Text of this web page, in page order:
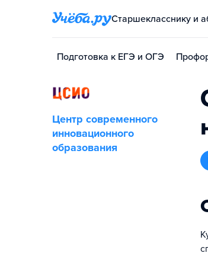
Старшекласснику и
Подготовка к ЕГЭ и ОГЭ
Центр современного
инновационного
образования